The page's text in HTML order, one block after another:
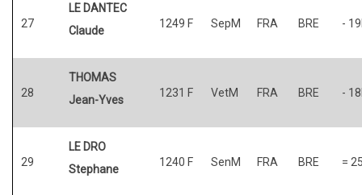
27
LE DANTEC
Claude
1249 F SepM FRA BRE -
28
THOMAS
Jean-Yves
1231 F VetM FRA BRE -
29
LE DRO
Stephane
1240 F SenM FRA BRE =